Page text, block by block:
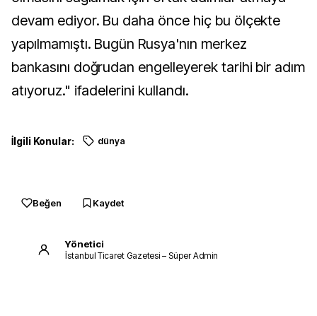
devam ediyor. Bu daha önce hiç bu ölçekte
yapılmamıştı. Bugün Rusya'nın merkez
bankasını doğrudan engelleyerek tarihi bir adım
atıyoruz." ifadelerini kullandı.
İlgili Konular: dünya
Beğen Kaydet
Yönetici
İstanbul Ticaret Gazetesi – Süper Admin